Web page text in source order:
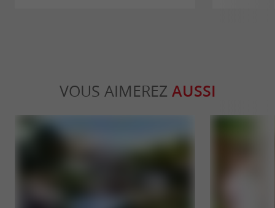
VOUS AIMEREZ AUSSI